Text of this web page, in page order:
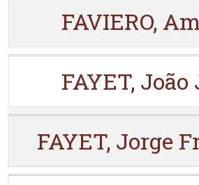
FAVIERO,
FAYET, João
FAYET, Jorge